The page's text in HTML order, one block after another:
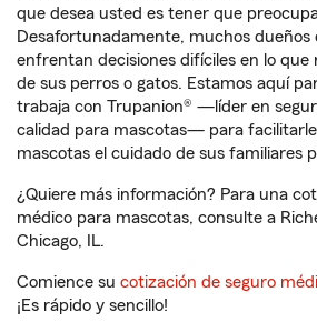
que desea usted es tener que
Desafortunadamente, muchos dueños
enfrentan decisiones difíciles en lo que
de sus perros o gatos. Estamos aquí
trabaja con Trupanion® —líder en
calidad para mascotas— para
mascotas el cuidado de sus familiares
¿Quiere más información? Para una
médico para mascotas, consulte a
Chicago, IL.
Comience su cotización de seguro
¡Es rápido y sencillo!